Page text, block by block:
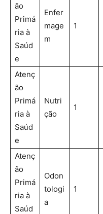
ão
Primá
ria à
Saúd
e
Enfer
mage
m
1
Atenç
ão
Primá
ria à
Saúd
e
Nutri
ção
1
Atenç
ão
Primá
ria à
Saúd
Odon
tologi
a
1